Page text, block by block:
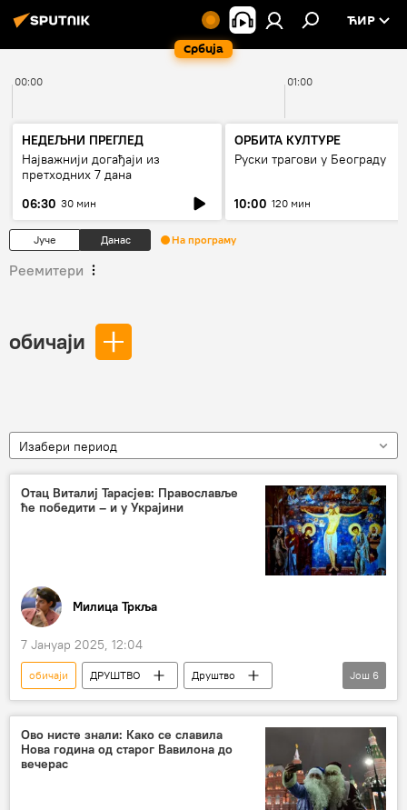
Србија
ЋИР
00:00 01:00
НЕДЕЉНИ ПРЕГЛЕД
Најважнији догађаји из
претходних 7 дана
06:30 30 мин
ОРБИТА КУЛТУРЕ
Руски трагови у Београду
10:00 120 мин
Јуче Данас На програму
Реемитери
обичаји
Изабери период
Отац Виталиј Тарасјев: Православље
ће победити – и у Украјини
Милица Тркља
7 Јануар 2025, 12:04
обичаји ДРУШТВО
Друштво
Србија
Русија
Виталиј Тарасјев
Божић
Совјетски Савез
Нова година
Још 6
Ово нисте знали: Како се славила
Нова година од старог Вавилона до
вечерас